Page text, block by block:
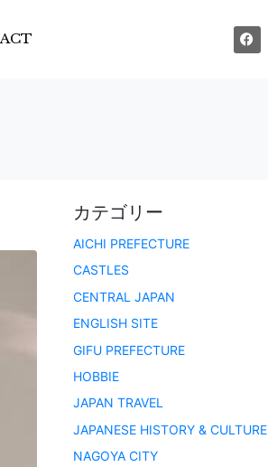
カテゴリー
AICHI PREFECTURE
CASTLES
CENTRAL JAPAN
ENGLISH SITE
GIFU PREFECTURE
HOBBIE
JAPAN TRAVEL
JAPANESE HISTORY & CULTURE
NAGOYA CITY